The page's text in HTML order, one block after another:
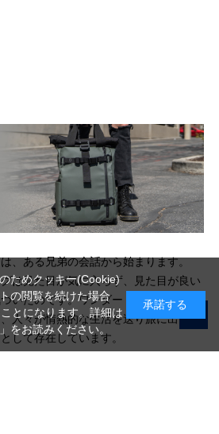
、ある兄弟の会話から始まります。
は見た目が気に入らず、見た目が良い
いたのです。ワンダードは、製品を開
人々が情熱的な生活を送り旅に出るこ
して存在しています。
ためクッキー(Cookie)
の閲覧を続けた場合
とになります。詳細は
をお読みください。
承諾する